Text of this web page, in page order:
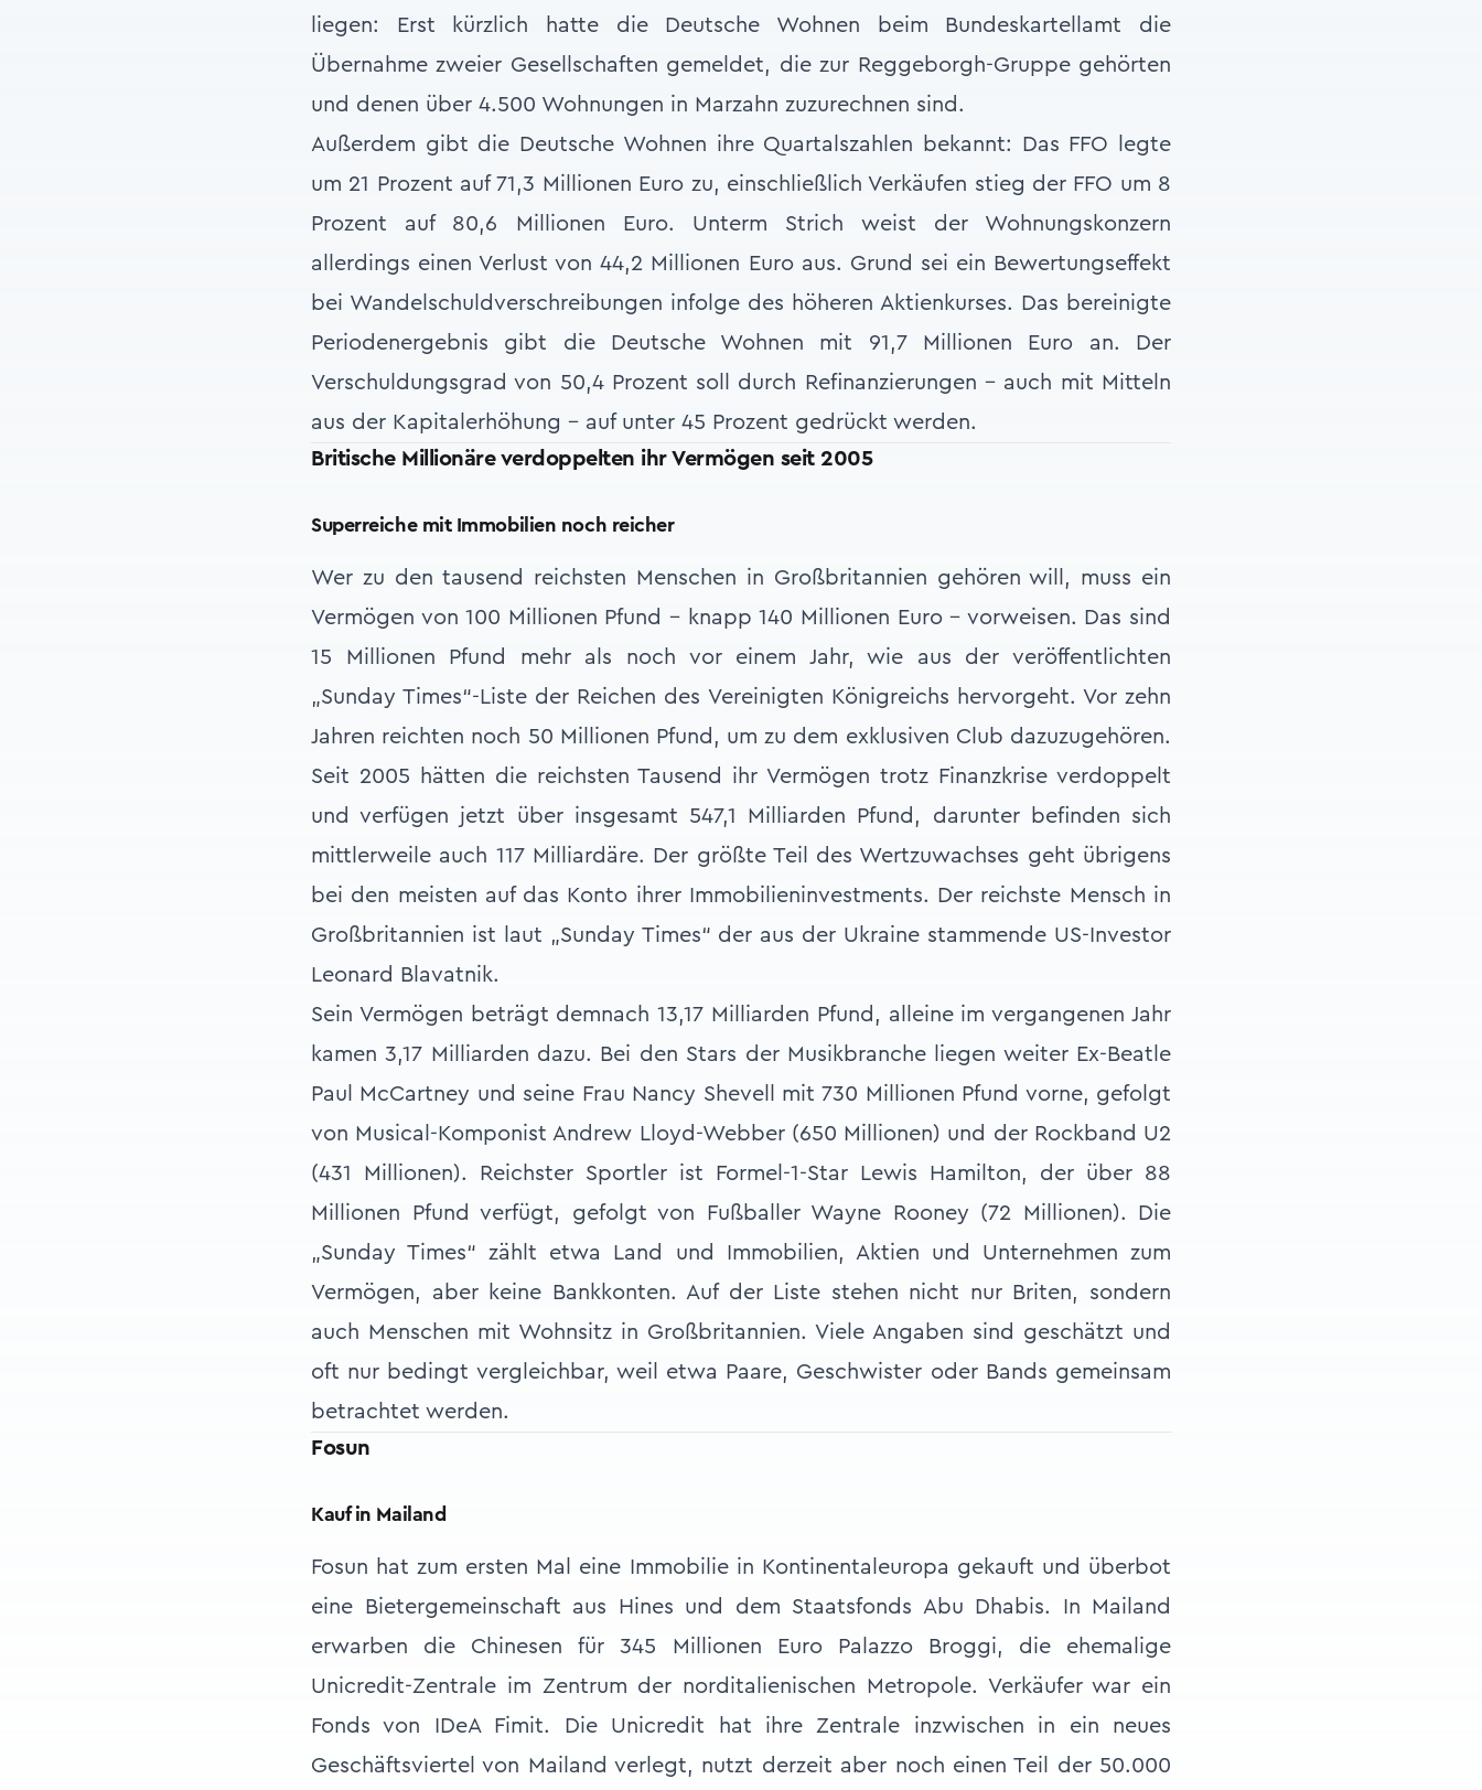
liegen: Erst kürzlich hatte die Deutsche Wohnen beim Bundeskartellamt die
Übernahme zweier Gesellschaften gemeldet, die zur Reggeborgh-Gruppe gehörten
und denen über 4.500 Wohnungen in Marzahn zuzurechnen sind.
Außerdem gibt die Deutsche Wohnen ihre Quartalszahlen bekannt: Das FFO legte
um 21 Prozent auf 71,3 Millionen Euro zu, einschließlich Verkäufen stieg der FFO um 8
Prozent auf 80,6 Millionen Euro. Unterm Strich weist der Wohnungskonzern
allerdings einen Verlust von 44,2 Millionen Euro aus. Grund sei ein Bewertungseffekt
bei Wandelschuldverschreibungen infolge des höheren Aktienkurses. Das bereinigte
Periodenergebnis gibt die Deutsche Wohnen mit 91,7 Millionen Euro an. Der
Verschuldungsgrad von 50,4 Prozent soll durch Refinanzierungen - auch mit Mitteln
aus der Kapitalerhöhung - auf unter 45 Prozent gedrückt werden.
Britische Millionäre verdoppelten ihr Vermögen seit 2005
Superreiche mit Immobilien noch reicher
Wer zu den tausend reichsten Menschen in Großbritannien gehören will, muss ein
Vermögen von 100 Millionen Pfund - knapp 140 Millionen Euro - vorweisen. Das sind
15 Millionen Pfund mehr als noch vor einem Jahr, wie aus der veröffentlichten
„Sunday Times“-Liste der Reichen des Vereinigten Königreichs hervorgeht. Vor zehn
Jahren reichten noch 50 Millionen Pfund, um zu dem exklusiven Club dazuzugehören.
Seit 2005 hätten die reichsten Tausend ihr Vermögen trotz Finanzkrise verdoppelt
und verfügen jetzt über insgesamt 547,1 Milliarden Pfund, darunter befinden sich
mittlerweile auch 117 Milliardäre. Der größte Teil des Wertzuwachses geht übrigens
bei den meisten auf das Konto ihrer Immobilieninvestments. Der reichste Mensch in
Großbritannien ist laut „Sunday Times“ der aus der Ukraine stammende US-Investor
Leonard Blavatnik.
Sein Vermögen beträgt demnach 13,17 Milliarden Pfund, alleine im vergangenen Jahr
kamen 3,17 Milliarden dazu. Bei den Stars der Musikbranche liegen weiter Ex-Beatle
Paul McCartney und seine Frau Nancy Shevell mit 730 Millionen Pfund vorne, gefolgt
von Musical-Komponist Andrew Lloyd-Webber (650 Millionen) und der Rockband U2
(431 Millionen). Reichster Sportler ist Formel-1-Star Lewis Hamilton, der über 88
Millionen Pfund verfügt, gefolgt von Fußballer Wayne Rooney (72 Millionen). Die
„Sunday Times“ zählt etwa Land und Immobilien, Aktien und Unternehmen zum
Vermögen, aber keine Bankkonten. Auf der Liste stehen nicht nur Briten, sondern
auch Menschen mit Wohnsitz in Großbritannien. Viele Angaben sind geschätzt und
oft nur bedingt vergleichbar, weil etwa Paare, Geschwister oder Bands gemeinsam
betrachtet werden.
Fosun
Kauf in Mailand
Fosun hat zum ersten Mal eine Immobilie in Kontinentaleuropa gekauft und überbot
eine Bietergemeinschaft aus Hines und dem Staatsfonds Abu Dhabis. In Mailand
erwarben die Chinesen für 345 Millionen Euro Palazzo Broggi, die ehemalige
Unicredit-Zentrale im Zentrum der norditalienischen Metropole. Verkäufer war ein
Fonds von IDeA Fimit. Die Unicredit hat ihre Zentrale inzwischen in ein neues
Geschäftsviertel von Mailand verlegt, nutzt derzeit aber noch einen Teil der 50.000